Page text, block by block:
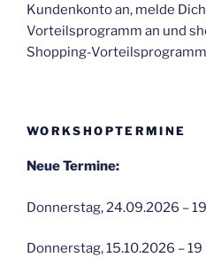
Kundenkonto an, melde
Vorteilsprogramm an und
Shopping-
WORKSHOPTERMINE
Neue Termine:
Donnerstag, 24.09.2026 –
Donnerstag, 15.10.2026 –